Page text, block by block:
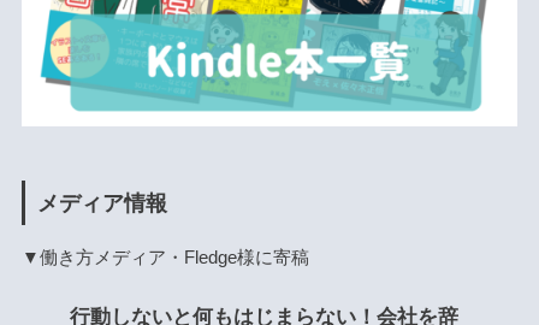
メディア情報
▼働き方メディア・Fledge様に寄稿
行動しないと何もはじまらない！会社を辞